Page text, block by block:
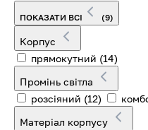
ПОКАЗАТИ ВСІ (9)
Корпус
прямокутний (14)
Промінь світла
розсіяний (12)
Матеріал корпусу